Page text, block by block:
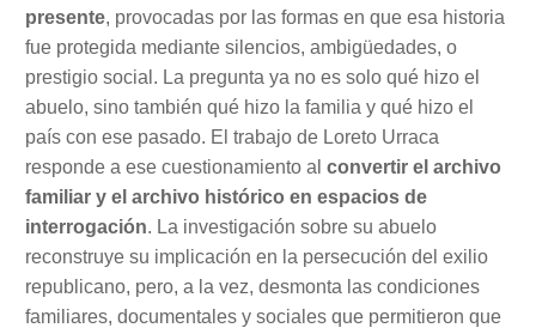
presente, provocadas por las formas en que esa historia
fue protegida mediante silencios, ambigüedades, o
prestigio social. La pregunta ya no es solo qué hizo el
abuelo, sino también qué hizo la familia y qué hizo el
país con ese pasado. El trabajo de Loreto Urraca
responde a ese cuestionamiento al convertir el archivo
familiar y el archivo histórico en espacios de
interrogación. La investigación sobre su abuelo
reconstruye su implicación en la persecución del exilio
republicano, pero, a la vez, desmonta las condiciones
familiares, documentales y sociales que permitieron que